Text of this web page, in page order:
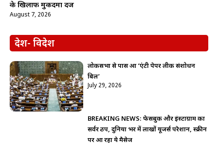
के खिलाफ मुकदमा दर्ज
August 7, 2026
देश- विदेश
लोकसभा से पास हुआ ‘एंटी पेपर लीक संशोधन
बिल’
July 29, 2026
BREAKING NEWS: फेसबुक और इंस्टाग्राम का
सर्वर ठप, दुनिया भर में लाखों यूजर्स परेशान, स्क्रीन
पर आ रहा ये मैसेज